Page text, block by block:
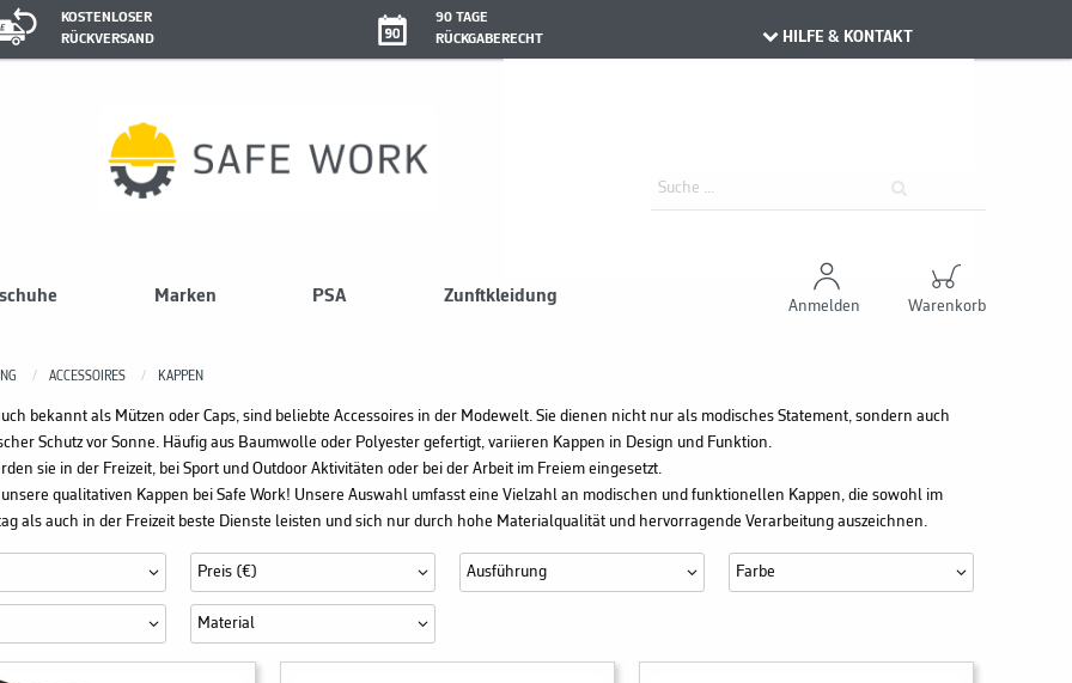
KOSTENLOSER
RÜCKVERSAND
90 TAGE
RÜCKGABERECHT
HILFE & KONTAKT
Marken PSA Zunftkleidung
Anmelden Warenkorb
ACCESSOIRES KAPPEN
bekannt als Mützen oder Caps, sind beliebte Accessoires in der Modewelt. Sie dienen nicht nur als modisches Statement, sondern auch
Schutz vor Sonne. Häufig aus Baumwolle oder Polyester gefertigt, variieren Kappen in Design und Funktion.
sie in der Freizeit, bei Sport und Outdoor Aktivitäten oder bei der Arbeit im Freiem eingesetzt.
qualitativen Kappen bei Safe Work! Unsere Auswahl umfasst eine Vielzahl an modischen und funktionellen Kappen, die sowohl im
als auch in der Freizeit beste Dienste leisten und sich nur durch hohe Materialqualität und hervorragende Verarbeitung auszeichnen.
Preis (€) Ausführung Farbe
Material